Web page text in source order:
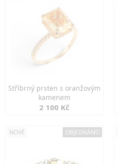
Stříbrný prsten s oranžovým
kamenem
2 100 Kč
NOVÉ OBJEDNÁNO